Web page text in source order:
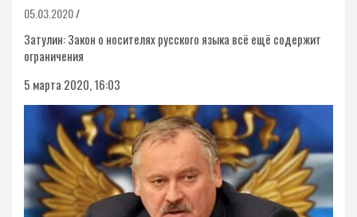
05.03.2020
Затулин: Закон о носителях русского языка всё ещё содержит
ограничения
5 марта 2020, 16:03